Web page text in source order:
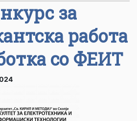
за
работа
со ФЕИТ